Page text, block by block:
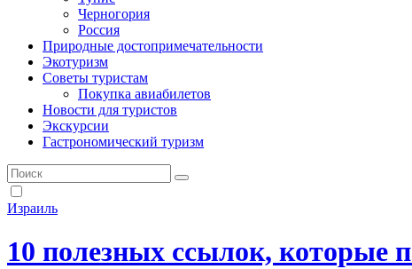
Черногория
Россия
Природные достопримечательности
Экотуризм
Советы туристам
Покупка авиабилетов
Новости для туристов
Экскурсии
Гастрономический туризм
Израиль
10 полезных ссылок, которые